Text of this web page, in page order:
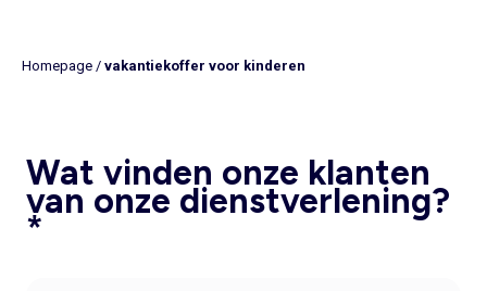
Homepage / vakantiekoffer voor kinderen
Wat vinden onze klanten
van onze dienstverlening?
*